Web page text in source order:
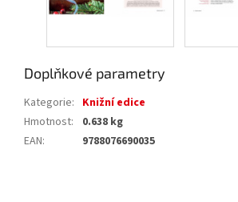
Doplňkové parametry
Kategorie: Knižní edice
Hmotnost:
0.638 kg
EAN: 9788076690035